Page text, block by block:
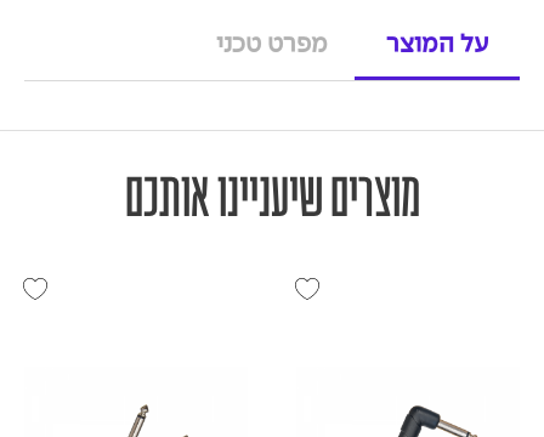
על המוצר מפרט טכני
מוצרים שיעניינו אותכם